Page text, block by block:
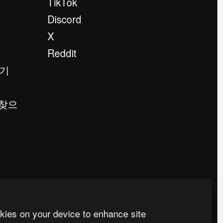
으
Discord
X
Reddit
on your device to enhance site